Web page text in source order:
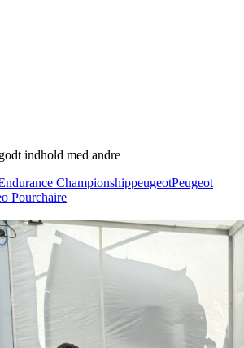
indhold med andre
ChampionshippeugeotPeugeot
Pourchaire